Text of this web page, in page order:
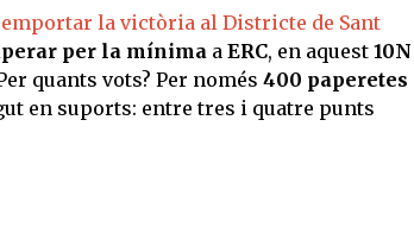
emportar la victòria al Districte de Sant
per la mínima a ERC, en aquest 10N
quants vots? Per només 400 paperetes
en suports: entre tres i quatre punts